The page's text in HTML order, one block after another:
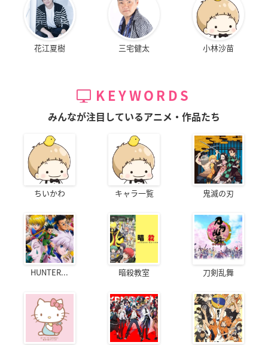
花江夏樹 三宅健太 小林沙苗
KEYWORDS
みんなが注目しているアニメ・作品たち
ちいかわ キャラ一覧 鬼滅の刃
HUNTER... 暗殺教室 刀剣乱舞